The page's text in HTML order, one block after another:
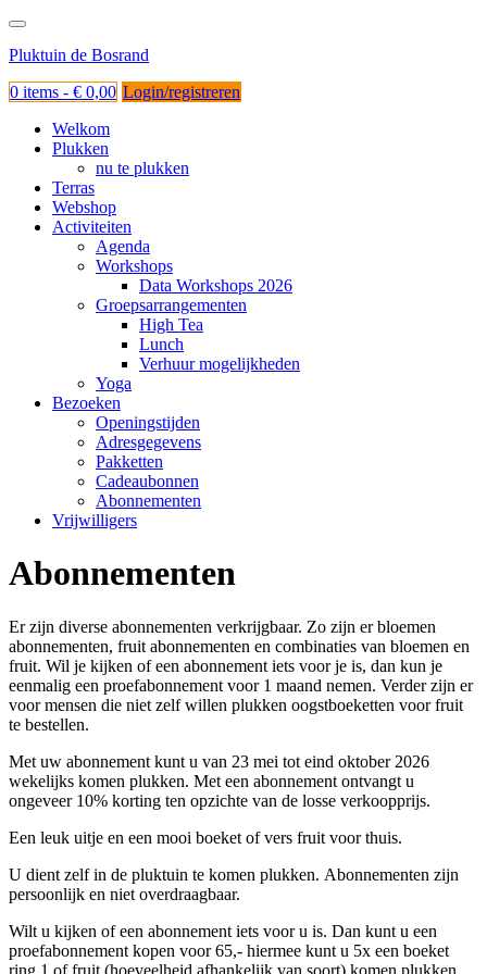
Ga
de
Pluktuin de Bosrand
0 items - € 0,00 Login/registreren
Welkom
Plukken
nu te plukken
Terras
Webshop
Activiteiten
Agenda
Workshops
Data Workshops 2026
Groepsarrangementen
High Tea
Lunch
Verhuur mogelijkheden
Yoga
Bezoeken
Openingstijden
Adresgegevens
Pakketten
Cadeaubonnen
Abonnementen
Vrijwilligers
Abonnementen
Er zijn diverse abonnementen verkrijgbaar. Zo zijn er bloemen
abonnementen, fruit abonnementen en combinaties van bloemen en
fruit. Wil je kijken of een abonnement iets voor je is, dan kun je
eenmalig een proefabonnement voor 1 maand nemen. Verder zijn er
voor mensen die niet zelf willen plukken oogstboeketten voor fruit
te bestellen.
Met uw abonnement kunt u van 23 mei tot eind oktober 2026
wekelijks komen plukken. Met een abonnement ontvangt u
ongeveer 10% korting ten opzichte van de losse verkoopprijs.
Een leuk uitje en een mooi boeket of vers fruit voor thuis.
U dient zelf in de pluktuin te komen plukken. Abonnementen zijn
persoonlijk en niet overdraagbaar.
Wilt u kijken of een abonnement iets voor u is. Dan kunt u een
proefabonnement kopen voor 65,- hiermee kunt u 5x een boeket
ring 1 of fruit (hoeveelheid afhankelijk van soort) komen plukken.